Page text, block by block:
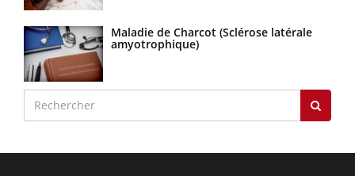
Maladie de Charcot (Sclérose latérale
amyotrophique)